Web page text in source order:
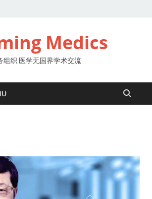
Medics
组织 医学无国界学术交流